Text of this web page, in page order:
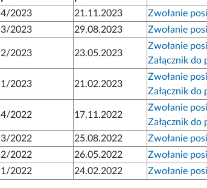
4/2023 21.11.2023 Zwołanie
3/2023
29.08.2023 Zwołanie
2/2023 23.05.2023
Zwołanie
Załącznik do
1/2023 21.02.2023
Zwołanie
Załącznik do
4/2022 17.11.2022
Zwołanie
Załącznik do
3/2022
25.08.2022 Zwołanie
2/2022
26.05.2022 Zwołanie
1/2022
24.02.2022 Zwołanie